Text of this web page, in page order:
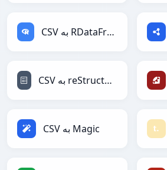
CSV به RDataFrame
CSV به reStructuredText
CSV به Magic